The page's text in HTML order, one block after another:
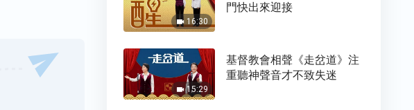
16:30
門快出來迎接
15:29
基督教會相聲《走岔道》注
重聽神聲音才不致失迷